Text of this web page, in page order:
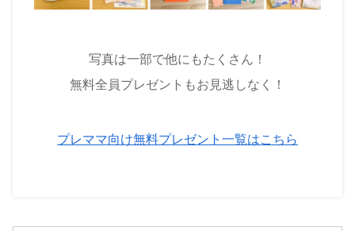
写真は一部で他にもたくさん！
無料全員プレゼントもお見逃しなく！
プレママ向け無料プレゼント一覧はこちら